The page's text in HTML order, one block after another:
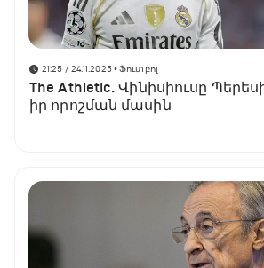
21:25 / 24.11.2025• Ֆուտբոլ
The Athletic. Վինիսիուսը
իր որոշման մասին